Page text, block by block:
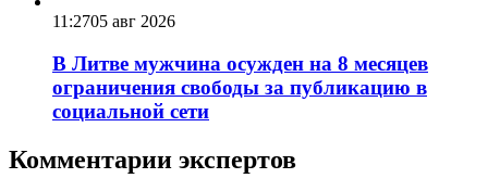
11:2705 авг 2026
В Литве мужчина осужден на 8 месяцев
ограничения свободы за публикацию в
социальной сети
Комментарии экспертов